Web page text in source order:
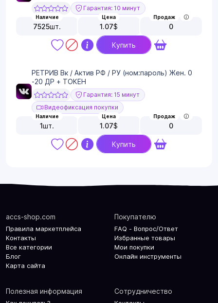
Гарантия: 10 минут
Наличие
7525шт.
Цена
1.07$
Продаж
0
Купить
РЕТРИВ Вк / Актив РФ / РУ (ном:пароль) Жен. 0
-20 ДР + ТОКЕН
Гарантия: 15 минут
Видеофиксация покупки
Наличие
1шт.
Цена
1.07$
Продаж
0
Купить
accs-shop.com
Правила маркетплейса
Контакты
Все категории
Блог
Карта сайта
Покупателю
FAQ - Вопрос/Ответ
Избранные товары
Мои покупки
Онлайн инструменты
Полезная информация Сотрудничество